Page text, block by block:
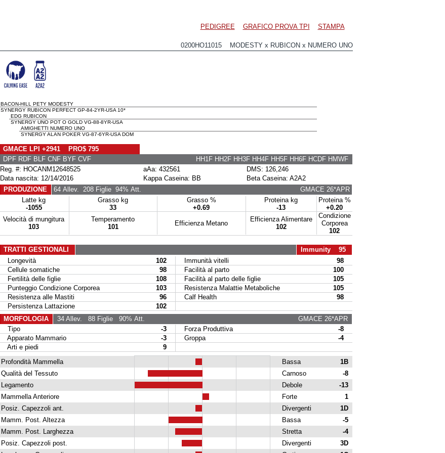
PEDIGREE GRAFICO PROVA TPI STAMPA
0200HO11015 MODESTY x RUBICON x NUMERO UNO
BACON-HILL PETY MODESTY
SYNERGY RUBICON PERFECT GP-84-2YR-USA 10*
EDG RUBICON
SYNERGY UNO POT O GOLD VG-88-8YR-USA
AMIGHETTI NUMERO UNO
SYNERGY ALAN POKER VG-87-6YR-USA DOM
GMACE LPI +2941 PRO$ 795
DPF RDF BLF CNF BYF CVF
HH1F HH2F HH3F HH4F HH5F HH6F HCDF HMWF
Reg. #: HOCANM12648525
aAa: 432561
DMS: 126,246
Data nascita: 12/14/2016
Kappa Caseina: BB
Beta Caseina: A2A2
PRODUZIONE
64 Allev. 208 Figlie94% Att.
GMACE 26*APR
Latte kg
-1055
Grasso kg
33
Grasso %
+0.69
Proteina kg
-13
Proteina %
+0.20
Velocità di mungitura
103
Temperamento
101
Efficienza Metano
Efficienza Alimentare
102
Condizione
Corporea
102
TRATTI GESTIONALI
Immunity 95
Longevità
102 Immunità vitelli
98
Cellule somatiche
98 Facilità al parto
100
Fertilità delle figlie
108 Facilità al parto delle figlie
105
Punteggio Condizione Corporea
103 Resistenza Malattie Metaboliche
105
Resistenza alle Mastiti
96 Calf Health
98
Persistenza Lattazione
102
MORFOLOGIA
34 Allev. 88 Figlie90% Att.
GMACE 26*APR
Tipo
-3 Forza Produttiva
-8
Apparato Mammario
-3 Groppa
-4
Arti e piedi
9
Profondità Mammella
Bassa
1B
Qualità del Tessuto
Carnoso
-8
Legamento
Debole
-13
Mammella Anteriore
Forte
1
Posiz. Capezzoli ant.
Divergenti
1D
Mamm. Post. Altezza
Bassa
-5
Mamm. Post. Larghezza
Stretta
-4
Posiz. Capezzoli post.
Divergenti
3D